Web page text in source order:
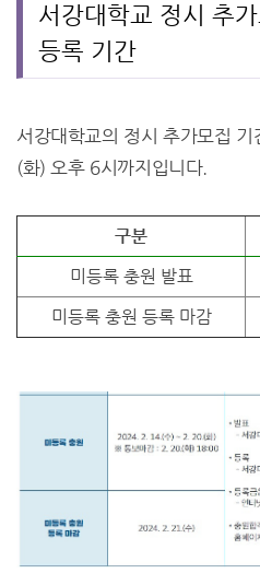
서강대학교 정시 추
등록 기간
서강대학교의 정시 추가모집
(화) 오후 6시까지입니다.
구분
미등록 충원 발표
미등록 충원 등록 마감